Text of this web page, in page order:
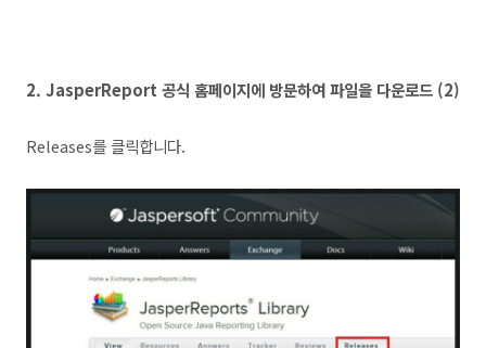
2. JasperReport 공식 홈페이지에 방문하여 파일을 다운로드 (2)
Releases를 클릭합니다.